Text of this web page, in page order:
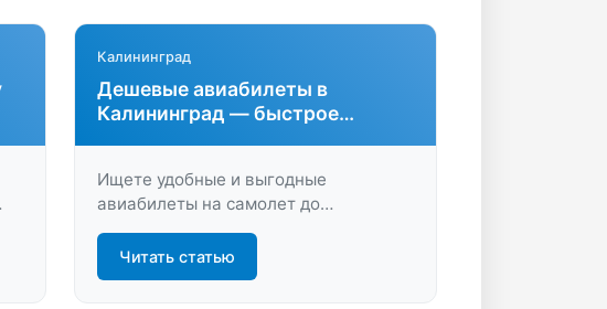
Калининград
Дешевые авиабилеты в
Калининград — быстрое
Ищете удобные и выгодные
авиабилеты на самолет до
выберите лучшие предложения и
забронируйте билет на сайте за пару
Читать статью